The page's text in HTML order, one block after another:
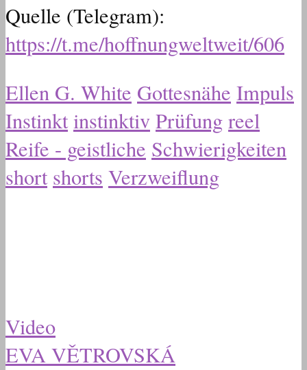
Quelle (Telegram):
https://t.me/hoffnungweltweit/606
Ellen G. White Gottesnähe Impuls
InstinktinstinktivPrüfungreel
Reife - geistliche Schwierigkeiten
short shorts Verzweiflung
Video
EVA VĚTROVSKÁ